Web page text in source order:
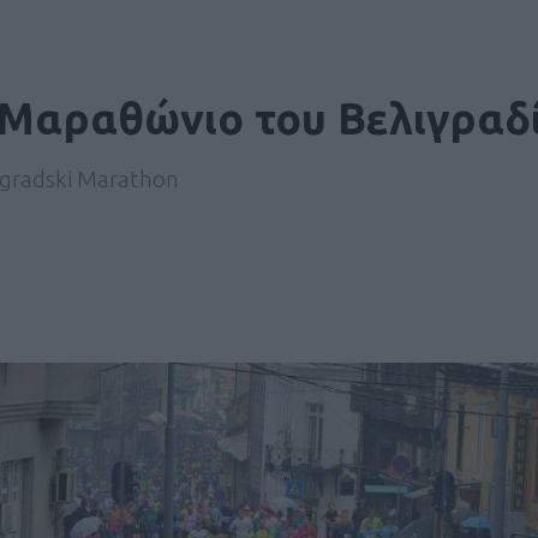
του
Marathon